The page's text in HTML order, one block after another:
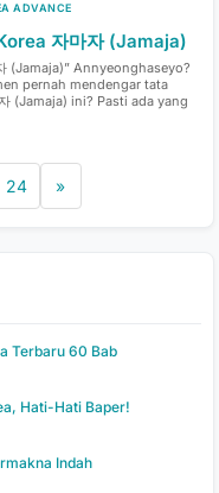
ADVANCE
자마자 (Jamaja)
(Jamaja)” Annyeonghaseyo?
pernah mendengar tata
(Jamaja) ini? Pasti ada yang
24 »
Terbaru 60 Bab
Hati-Hati Baper!
Indah